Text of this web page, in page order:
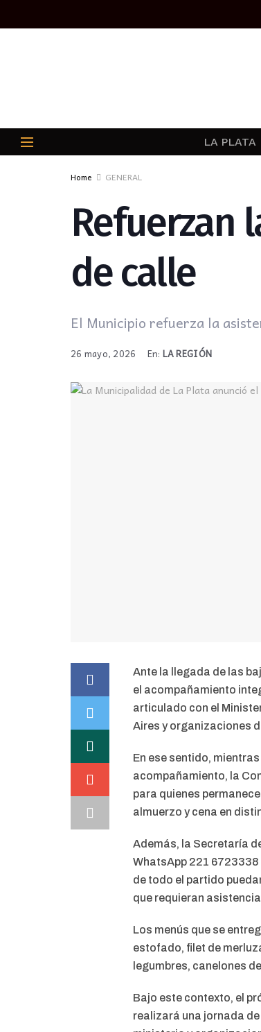
LA PLATA
Home GENERAL
Refuerzan
de calle
El Municipio refuerza la
26 mayo, 2026 En: LA REGIÓN
Ante la llegada de las
el acompañamiento
articulado con el
Aires y organizaciones
En ese sentido,
acompañamiento, la
para quienes
almuerzo y cena en
Además, la Secretaría
WhatsApp 221
de todo el partido
que requieran
Los menús que se
estofado, filet de
legumbres, canelones
Bajo este contexto, el
realizará una jornada